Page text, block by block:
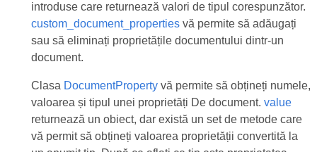
introduse care returnează valori de tipul corespunzător.
custom_document_propertiesvă permite să adăugați
sau să eliminați proprietățile documentului dintr-un
document.
Clasa DocumentPropertyvă permite să obțineți numele,
valoarea și tipul unei proprietăți De document. value
returnează un obiect, dar există un set de metode care
vă permit să obțineți valoarea proprietății convertită la